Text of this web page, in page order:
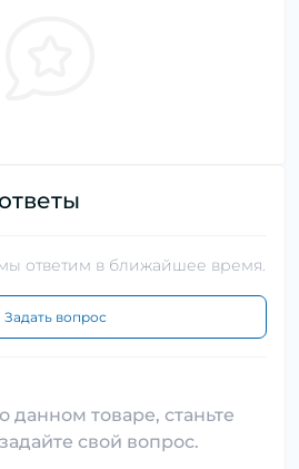
ответим в ближайшее время.
Задать вопрос
данном товаре, станьте
свой вопрос.